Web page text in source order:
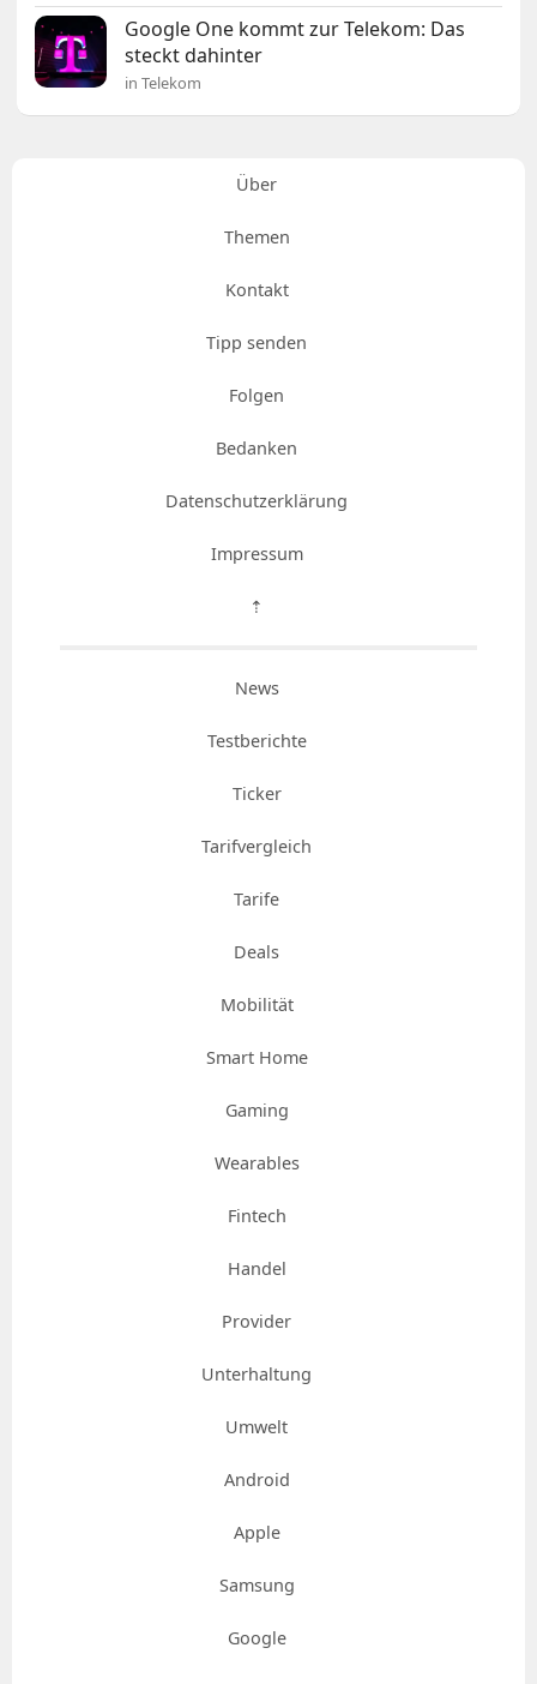
Google One kommt zur Telekom: Das
steckt dahinter
in Telekom
Über
Themen
Kontakt
Tipp senden
Folgen
Bedanken
Datenschutzerklärung
Impressum
⇡
News
Testberichte
Ticker
Tarifvergleich
Tarife
Deals
Mobilität
Smart Home
Gaming
Wearables
Fintech
Handel
Provider
Unterhaltung
Umwelt
Android
Apple
Samsung
Google